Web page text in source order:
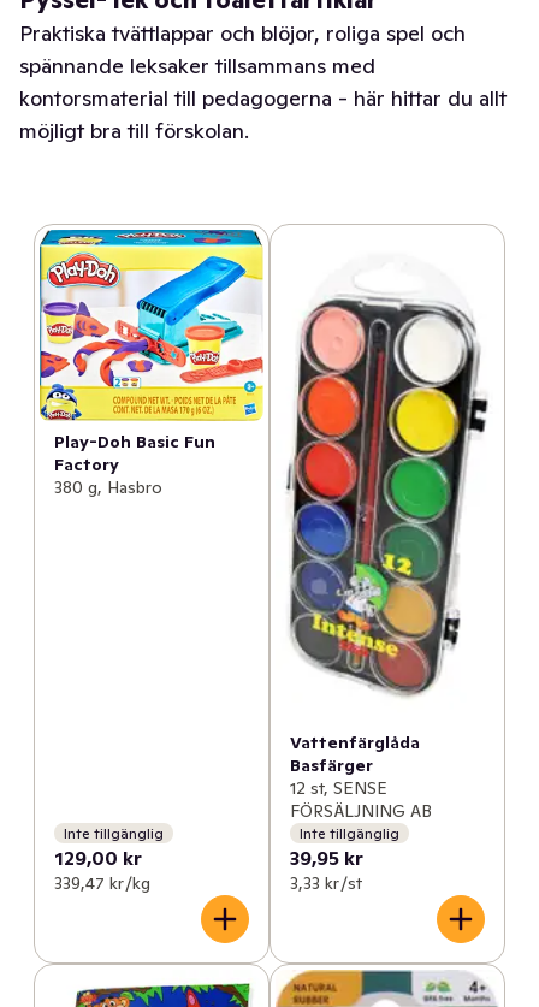
Praktiska tvättlappar och blöjor, roliga spel och
spännande leksaker tillsammans med
kontorsmaterial till pedagogerna - här hittar du allt
möjligt bra till förskolan.
Play-Doh Basic Fun
Factory
380 g, Hasbro
Inte tillgänglig
129,00 kr
339,47 kr /kg
Vattenfärglåda
Basfärger
12 st, SENSE
FÖRSÄLJNING AB
Inte tillgänglig
39,95 kr
3,33 kr /st